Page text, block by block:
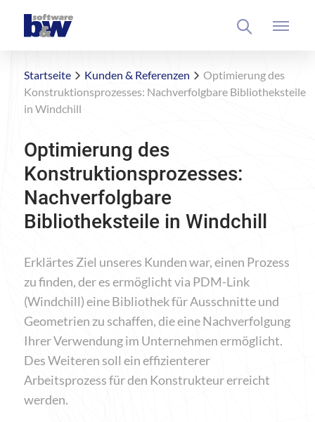
Startseite Kunden & Referenzen
Optimierung des
Konstruktionsprozesses: Nachverfolgbare Bibliotheksteile
in Windchill
Optimierung des
Konstruktionsprozesses:
Nachverfolgbare
Bibliotheksteile in Windchill
Erklärtes Ziel unseres Kunden war, einen Prozess
zu finden, der es ermöglicht via PDM-Link
(Windchill) eine Bibliothek für Ausschnitte und
Geometrien zu schaffen, die eine Nachverfolgung
Ihrer Verwendung im Unternehmen ermöglicht.
Des Weiteren soll ein effizienterer
Arbeitsprozess für den Konstrukteur erreicht
werden.